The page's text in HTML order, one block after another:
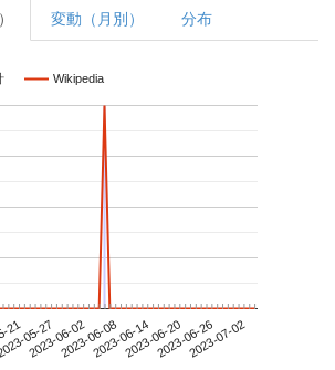
変動（月別） 分布
Wikipedia
2105-27
2023-06-022023-06-082023-06-142023-06-202023-06-262023-07-02